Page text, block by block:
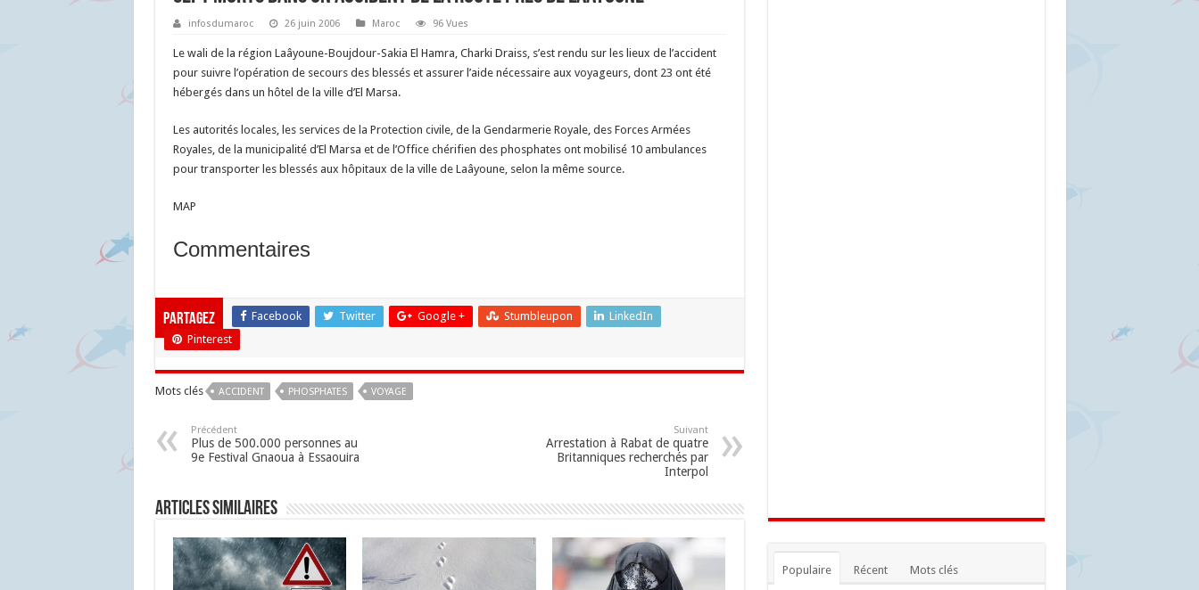
infosdumaroc 26 juin 2006 Maroc 96 Vues
Le wali de la région Laâyoune-Boujdour-Sakia El Hamra, Charki Draiss, s’est rendu sur les lieux de l’accident
pour suivre l’opération de secours des blessés et assurer l’aide nécessaire aux voyageurs, dont 23 ont été
hébergés dans un hôtel de la ville d’El Marsa.
Les autorités locales, les services de la Protection civile, de la Gendarmerie Royale, des Forces Armées
Royales, de la municipalité d’El Marsa et de l’Office chérifien des phosphates ont mobilisé 10 ambulances
pour transporter les blessés aux hôpitaux de la ville de Laâyoune, selon la même source.
MAP
Commentaires
Partagez Facebook Twitter Google + Stumbleupon
LinkedIn
Pinterest
Mots clés ACCIDENT PHOSPHATES VOYAGE
Précédent
Plus de 500.000 personnes au
9e Festival Gnaoua à Essaouira
Suivant
Arrestation à Rabat de quatre
Britanniques recherchés par
Interpol
Articles similaires
Populaire Récent Mots clés